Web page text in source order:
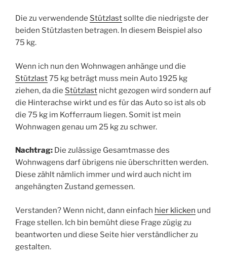
Die zu verwendende Stützlastsollte die niedrigste der
beiden Stützlasten betragen. In diesem Beispiel also
75 kg.
Wenn ich nun den Wohnwagen anhänge und die
Stützlast75 kg beträgt muss mein Auto 1925 kg
ziehen, da die Stützlast nicht gezogen wird sondern auf
die Hinterachse wirkt und es für das Auto so ist als ob
die 75 kg im Kofferraum liegen. Somit ist mein
Wohnwagen genau um 25 kg zu schwer.
Nachtrag: Die zulässige Gesamtmasse des
Wohnwagens darf übrigens nie überschritten werden.
Diese zählt nämlich immer und wird auch nicht im
angehängten Zustand gemessen.
Verstanden? Wenn nicht, dann einfach hier klicken und
Frage stellen. Ich bin bemüht diese Frage zügig zu
beantworten und diese Seite hier verständlicher zu
gestalten.